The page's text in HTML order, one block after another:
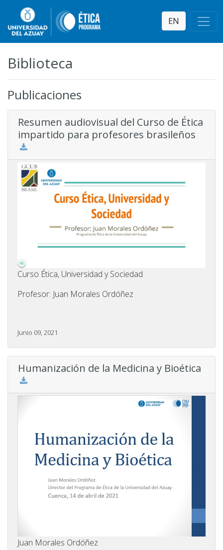
EN
Biblioteca
Publicaciones
Resumen audiovisual del Curso de Ética
impartido para profesores brasileños
Curso Ética, Universidad y Sociedad
Profesor: Juan Morales Ordóñez
Junio 09, 2021
Humanización de la Medicina y Bioética
Juan Morales Ordóñez